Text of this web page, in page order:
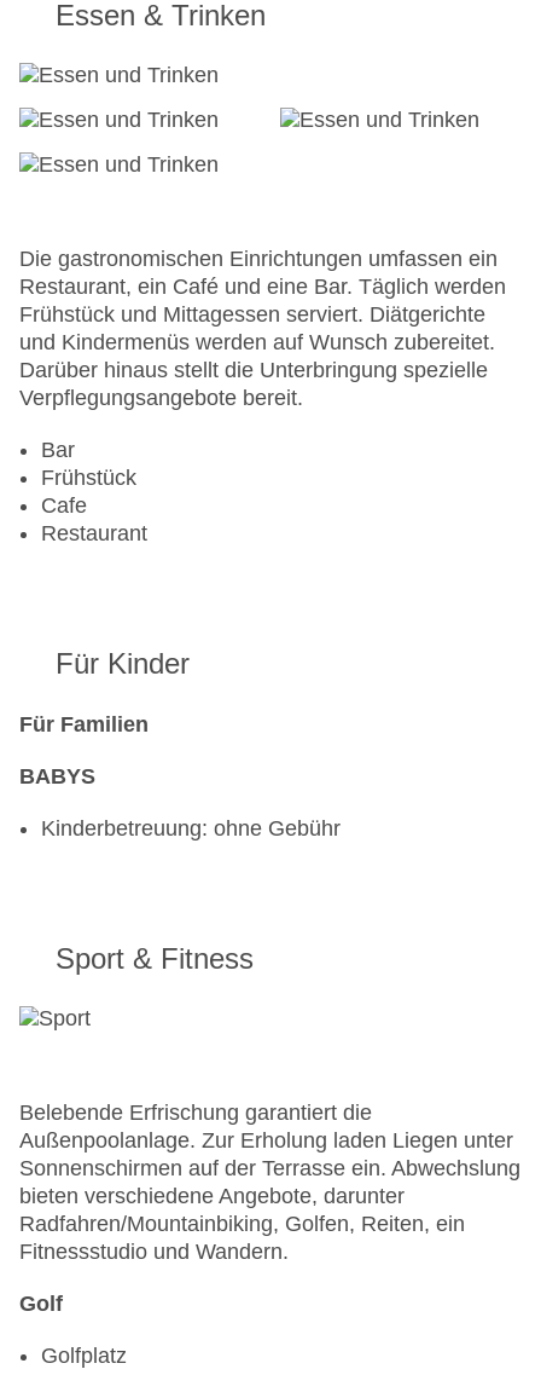
Hoteleröffnung: 2012
WLAN/WiFi im Hotel
Letzte umfassende Renovierung: 2012
Haustiere
Gesamtanzahl der Zimmer: 56
Pools:Outdoor Pool, Sonnenschirme am Pool,
Liegen am Pool
Zahlungsarten: EC Maestro, Mastercard, Visa
Landeskategorie: 3 Sterne
Essen & Trinken
Die gastronomischen Einrichtungen umfassen ein
Restaurant, ein Café und eine Bar. Täglich werden
Frühstück und Mittagessen serviert. Diätgerichte
und Kindermenüs werden auf Wunsch zubereitet.
Darüber hinaus stellt die Unterbringung spezielle
Verpflegungsangebote bereit.
Bar
Frühstück
Cafe
Restaurant
Für Kinder
Für Familien
BABYS
Kinderbetreuung: ohne Gebühr
Sport & Fitness
Belebende Erfrischung garantiert die
Außenpoolanlage. Zur Erholung laden Liegen unter
Sonnenschirmen auf der Terrasse ein. Abwechslung
bieten verschiedene Angebote, darunter
Radfahren/Mountainbiking, Golfen, Reiten, ein
Fitnessstudio und Wandern.
Golf
Golfplatz